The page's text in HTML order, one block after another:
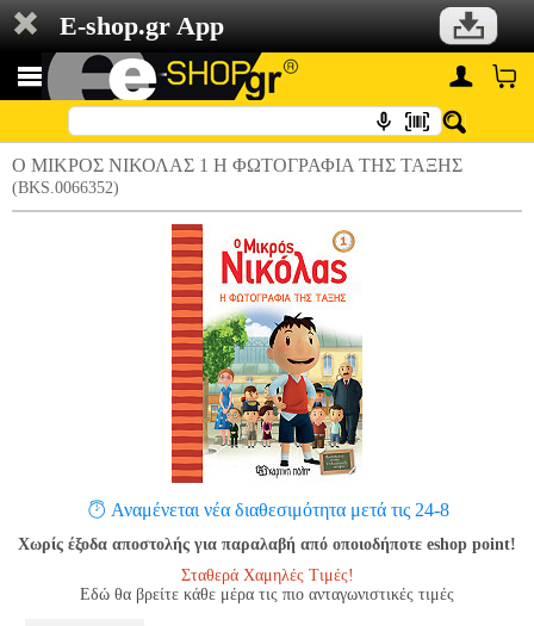
E-shop.gr App
Ο ΜΙΚΡΟΣ ΝΙΚΟΛΑΣ 1 Η ΦΩΤΟΓΡΑΦΙΑ ΤΗΣ ΤΑΞΗΣ
(BKS.0066352)
Αναμένεται νέα διαθεσιμότητα μετά τις 24-8
Χωρίς έξοδα αποστολής για παραλαβή από οποιοδήποτε eshop point!
Σταθερά Χαμηλές Τιμές!
Εδώ θα βρείτε κάθε μέρα τις πιο ανταγωνιστικές τιμές